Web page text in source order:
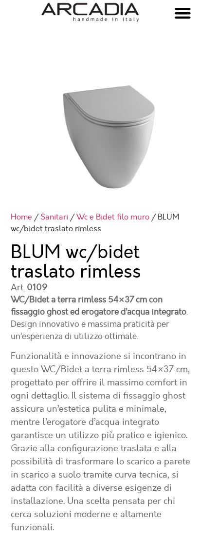
Home /Sanitari /Wc e Bidet filo muro / BLUM
wc/bidet traslato rimless
BLUM wc/bidet
traslato rimless
Art. 0109
WC/Bidet a terra rimless 54×37 cm con
fissaggio ghost ed erogatore d’acqua integrato.
Design innovativo e massima praticità per
un’esperienza di utilizzo ottimale.
Funzionalità e innovazione si incontrano in
questoWC/Bidet a terra rimless 54×37 cm,
progettato per offrire il massimo comfort in
ogni dettaglio. Il sistema di fissaggio ghost
assicura un’estetica pulita e minimale,
mentre l’erogatore d’acqua integrato
garantisce un utilizzo più pratico e igienico.
Grazie alla configurazione traslata e alla
possibilità di trasformare lo scarico a parete
in scarico a suolo tramite curva tecnica, si
adatta con facilità a diverse esigenze di
installazione. Una scelta pensata per chi
cerca soluzioni moderne e altamente
funzionali.